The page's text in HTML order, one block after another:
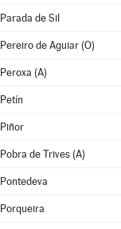
Parada de Sil
Pereiro de Aguiar (O)
Peroxa (A)
Petín
Piñor
Pobra de Trives (A)
Pontedeva
Porqueira